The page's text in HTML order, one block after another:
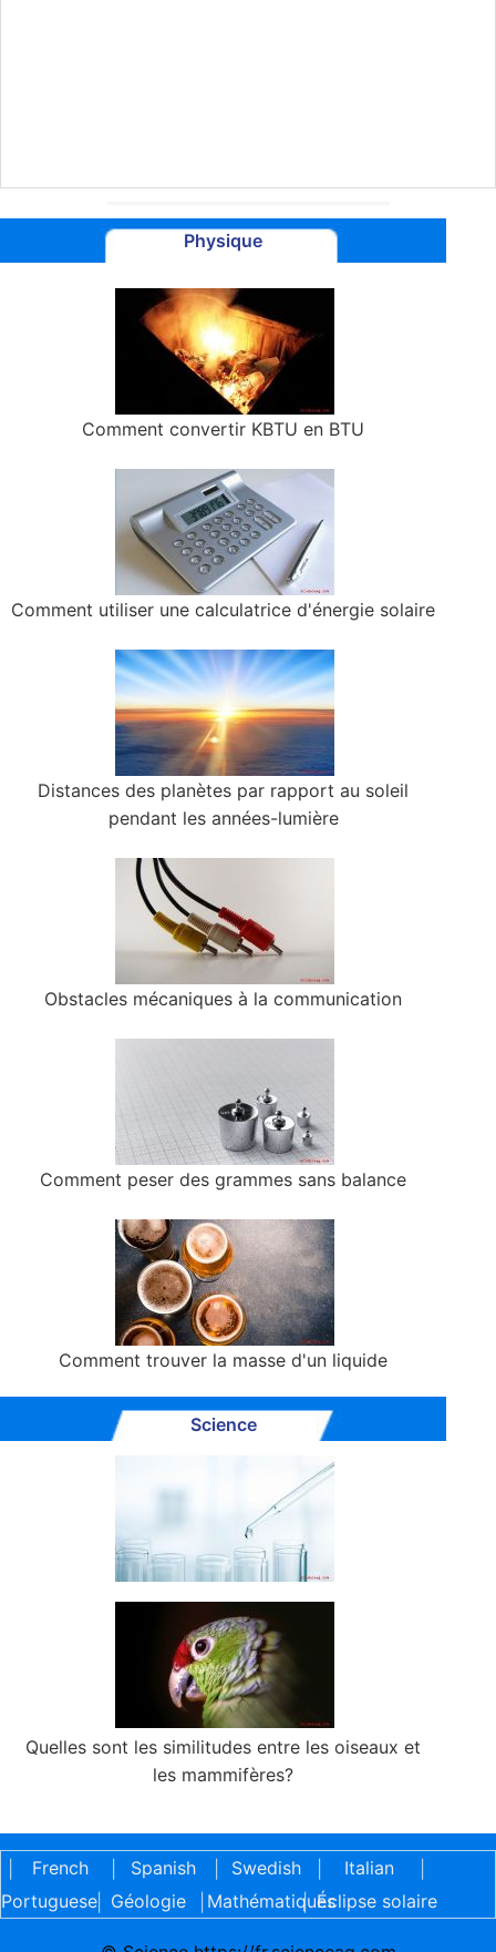
Physique
Comment convertir KBTU en BTU
Comment utiliser une calculatrice d'énergie solaire
Distances des planètes par rapport au soleil
pendant les années-lumière
Obstacles mécaniques à la communication
Comment peser des grammes sans balance
Comment trouver la masse d'un liquide
Science
Quelles sont les similitudes entre les oiseaux et
les mammifères?
French Spanish Swedish Italian
Portuguese| Géologie Mathématiques
| Éclipse solaire